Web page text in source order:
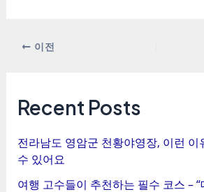
이전
Recent Posts
전라남도 영암군 천황야영장, 이런
수 있어요
여행 고수들이 추천하는 필수 코스 –